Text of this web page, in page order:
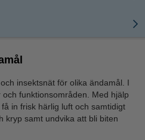
insektsnät för olika ändamål. I
funktionsområden. Med hjälp
in frisk härlig luft och samtidigt
kryp samt undvika att bli biten